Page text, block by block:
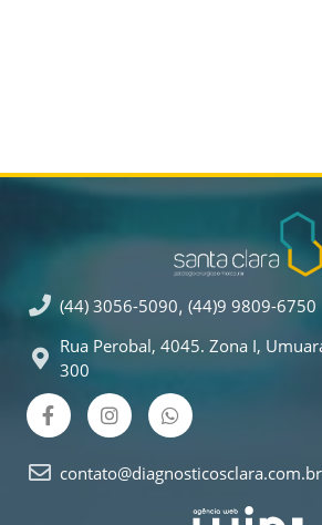
(44) 3056-5090, (44)9 9809-6750
Rua Perobal, 4045. Zona I,
300
contato@diagnosticosclara.com.br